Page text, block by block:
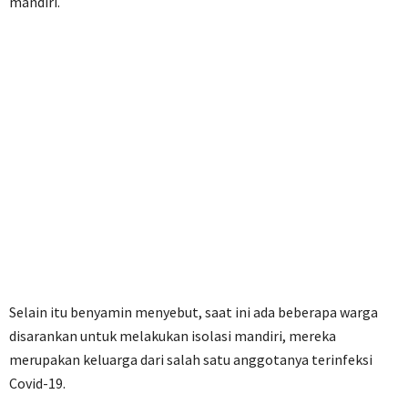
Selain itu benyamin menyebut, saat ini ada beberapa warga
disarankan untuk melakukan isolasi mandiri, mereka
merupakan keluarga dari salah satu anggotanya terinfeksi
Covid-19.